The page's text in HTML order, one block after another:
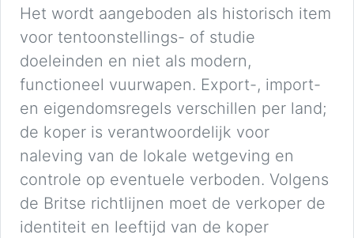
Het wordt aangeboden als historisch item
voor tentoonstellings- of studie
doeleinden en niet als modern,
functioneel vuurwapen. Export-, import-
en eigendomsregels verschillen per land;
de koper is verantwoordelijk voor
naleving van de lokale wetgeving en
controle op eventuele verboden. Volgens
de Britse richtlijnen moet de verkoper de
identiteit en leeftijd van de koper